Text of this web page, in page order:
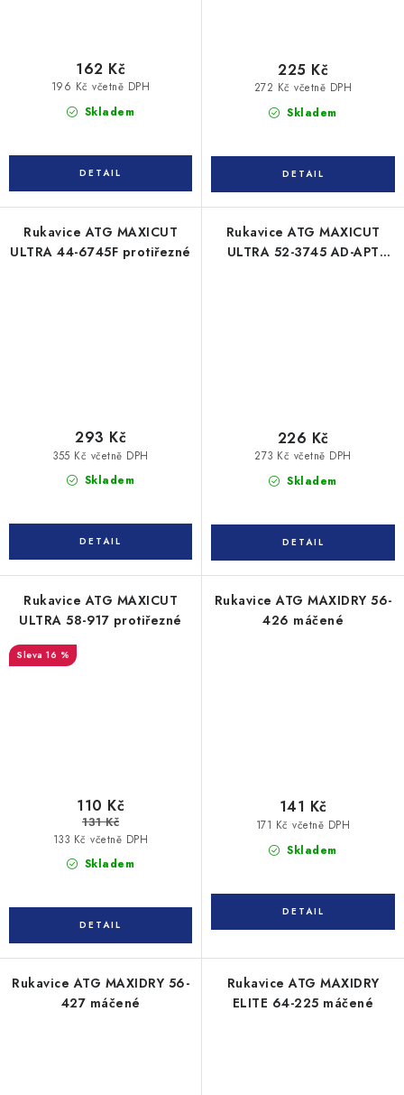
Skladem
196 Kč včetně DPH
162 Kč
Skladem
272 Kč včetně DPH
225 Kč
Rukavice ATG MAXICUT
ULTRA 44-6745F protiřezné
Skladem
355 Kč včetně DPH
293 Kč
Rukavice ATG MAXICUT
ULTRA 52-3745 AD-APT
Skladem
273 Kč včetně DPH
226 Kč
Rukavice ATG MAXICUT
ULTRA 58-917 protiřezné
16 %
Skladem
133 Kč včetně DPH
110 Kč
131 Kč
Rukavice ATG MAXIDRY 56-
426 máčené
Skladem
171 Kč včetně DPH
141 Kč
Rukavice ATG MAXIDRY 56-
427 máčené
Rukavice ATG MAXIDRY
ELITE 64-225 máčené